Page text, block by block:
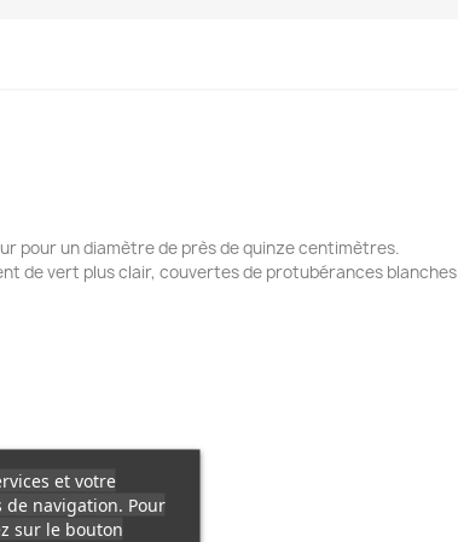
pour un diamètre de près de quinze centimètres.
de vert plus clair, couvertes de protubérances blanches
et votre
navigation. Pour
sur le bouton